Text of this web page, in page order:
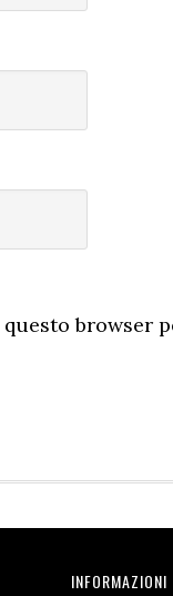
browser
INFORMAZIONI